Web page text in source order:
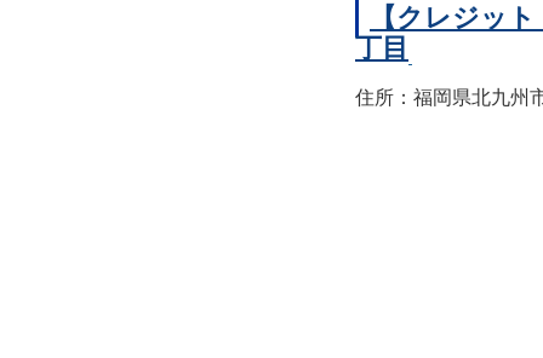
【クレジッ
丁目
住所：福岡県北九州